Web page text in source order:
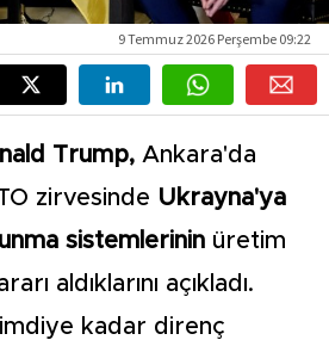
9 Temmuz 2026 Perşembe 09:22
Trump, Ankara'da
zirvesinde Ukrayna'ya
sistemlerinin üretim
aldıklarını açıkladı.
kadar direnç